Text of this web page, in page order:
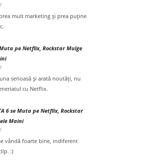
mult marketing și prea puține
Muta pe Netflix, Rockstar Mulge
serioasă și arată noutăți, nu
cu Netflix.
6 se Muta pe Netflix, Rockstar
Maini
vândă foarte bine, indiferent
:)